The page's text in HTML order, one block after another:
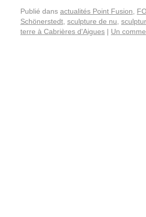
Publié dans actualités Point Fusion
Schönerstedt sculpture de nu
terre à Cabrières d'Aigues | Un